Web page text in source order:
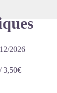
2026
3,50€